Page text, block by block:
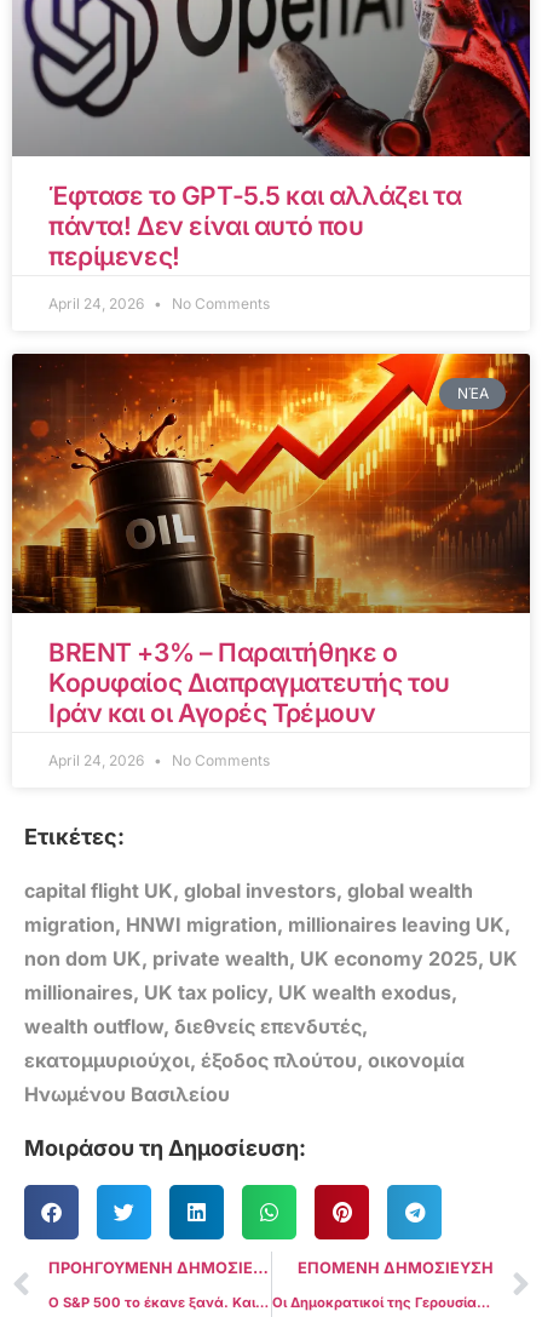
Έφτασε το GPT-5.5 και αλλάζει τα
πάντα! Δεν είναι αυτό που
περίμενες!
April 24, 2026 No Comments
ΝΈΑ
BRENT +3% – Παραιτήθηκε ο
Κορυφαίος Διαπραγματευτής του
Ιράν και οι Αγορές Τρέμουν
April 24, 2026 No Comments
Ετικέτες:
capital flight UK, global investors, global wealth
migration, HNWI migration, millionaires leaving UK,
non dom UK, private wealth, UK economy 2025, UK
millionaires, UK tax policy, UK wealth exodus,
wealth outflow, διεθνείς επενδυτές,
εκατομμυριούχοι, έξοδος πλούτου, οικονομία
Ηνωμένου Βασιλείου
Μοιράσου τη Δημοσίευση:
ΠΡΟΗΓΟΥΜΕΝΗ ΔΗΜΟΣΙΕΥΣΗ
Ο S&P 500 το έκανε ξανά. Και αυτή τη φορά, έγραψε ιστορία.
ΕΠΟΜΕΝΗ ΔΗΜΟΣΙΕΥΣΗ
Οι Δημοκρατικοί της Γερουσίας μπλοκάρουν το crypto νομοσχέδιο: «Χωρίς αυστηρούς κανόνες σύγκρουσης συμφερόντων, δεν περνά»